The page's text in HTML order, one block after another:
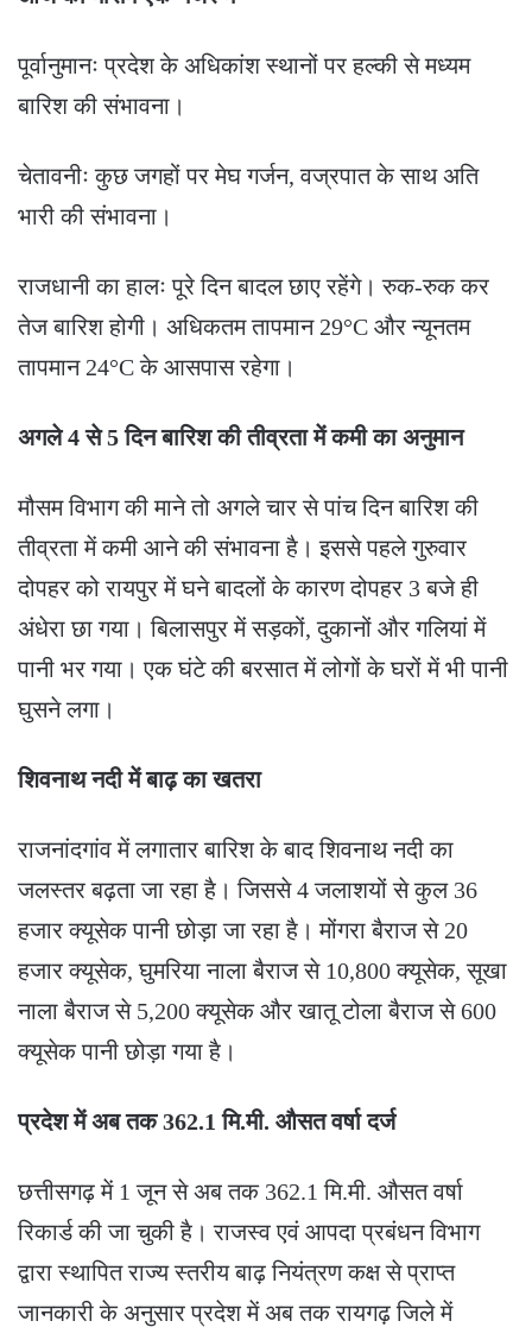
पूर्वानुमानः प्रदेश के अधिकांश स्थानों पर हल्की से मध्यम
बारिश की संभावना।
चेतावनीः कुछ जगहों पर मेघ गर्जन, वज्रपात के साथ अति
भारी की संभावना।
राजधानी का हालः पूरे दिन बादल छाए रहेंगे। रुक-रुक कर
तेज बारिश होगी। अधिकतम तापमान 29°C और न्यूनतम
तापमान 24°C के आसपास रहेगा।
अगले 4 से 5 दिन बारिश की तीव्रता में कमी का अनुमान
मौसम विभाग की माने तो अगले चार से पांच दिन बारिश की
तीव्रता में कमी आने की संभावना है। इससे पहले गुरुवार
दोपहर को रायपुर में घने बादलों के कारण दोपहर 3 बजे ही
अंधेरा छा गया। बिलासपुर में सड़कों, दुकानों और गलियां में
पानी भर गया। एक घंटे की बरसात में लोगों के घरों में भी पानी
घुसने लगा।
शिवनाथ नदी में बाढ़ का खतरा
राजनांदगांव में लगातार बारिश के बाद शिवनाथ नदी का
जलस्तर बढ़ता जा रहा है। जिससे 4 जलाशयों से कुल 36
हजार क्यूसेक पानी छोड़ा जा रहा है। मोंगरा बैराज से 20
हजार क्यूसेक, घुमरिया नाला बैराज से 10,800 क्यूसेक, सूखा
नाला बैराज से 5,200 क्यूसेक और खातू टोला बैराज से 600
क्यूसेक पानी छोड़ा गया है।
प्रदेश में अब तक 362.1 मि.मी. औसत वर्षा दर्ज
छत्तीसगढ़ में 1 जून से अब तक 362.1 मि.मी. औसत वर्षा
रिकार्ड की जा चुकी है। राजस्व एवं आपदा प्रबंधन विभाग
द्वारा स्थापित राज्य स्तरीय बाढ़ नियंत्रण कक्ष से प्राप्त
जानकारी के अनुसार प्रदेश में अब तक रायगढ़ जिले में